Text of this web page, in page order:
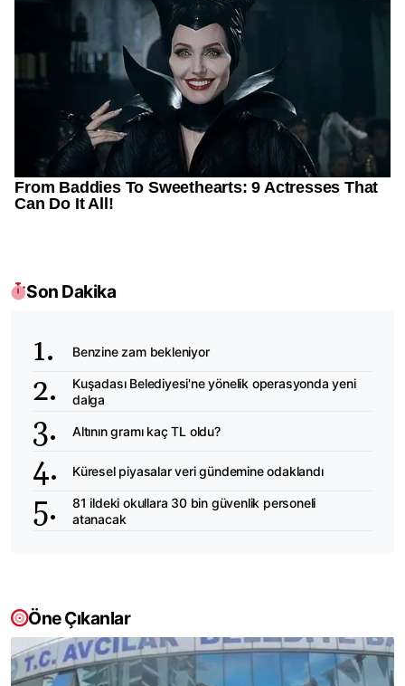
Son Dakika
Benzine zam bekleniyor
Kuşadası Belediyesi'ne yönelik operasyonda yeni
dalga
Altının gramı kaç TL oldu?
Küresel piyasalar veri gündemine odaklandı
81 ildeki okullara 30 bin güvenlik personeli
atanacak
Öne Çıkanlar